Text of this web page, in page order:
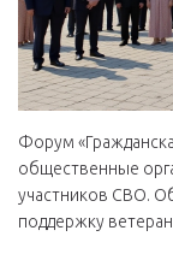
Форум
общественные
участников СВО.
поддержку